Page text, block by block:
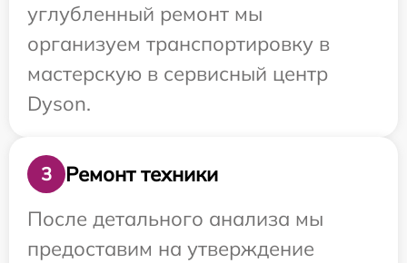
углубленный ремонт мы
организуем транспортировку в
мастерскую в сервисный центр
Dyson.
3
Ремонт техники
После детального анализа мы
предоставим на утверждение